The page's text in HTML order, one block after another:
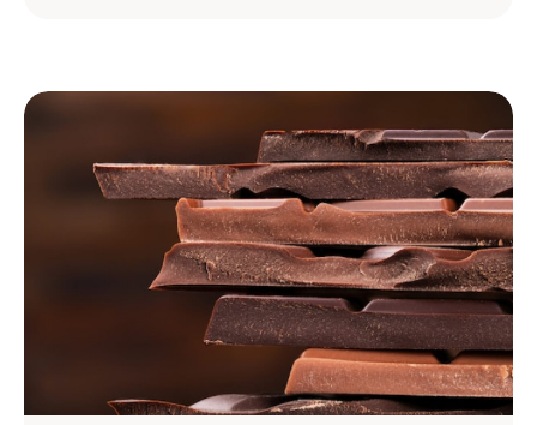
Согласие на обработку персональных данных
пользователя
Создание сайта
Все цены на сайте приведены как справочная
информация и не являются публичной офертой